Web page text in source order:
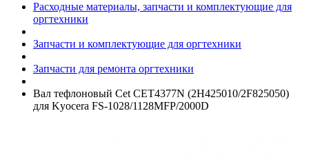
Расходные материалы, запчасти и комплектующие для
оргтехники
Запчасти и комплектующие для оргтехники
Запчасти для ремонта оргтехники
Вал тефлоновый Cet CET4377N (2H425010/­2F825050)
для Kyocera FS-1028/­1128MFP/­2000D